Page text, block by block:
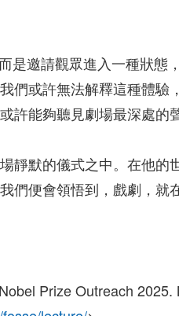
邀請觀眾進入一種狀態
們或許無法解釋這種體
許能夠聽見劇場最深處的聲
靜默的儀式之中。在他
便會領悟到，戲劇，就
Prize Outreach 2025.